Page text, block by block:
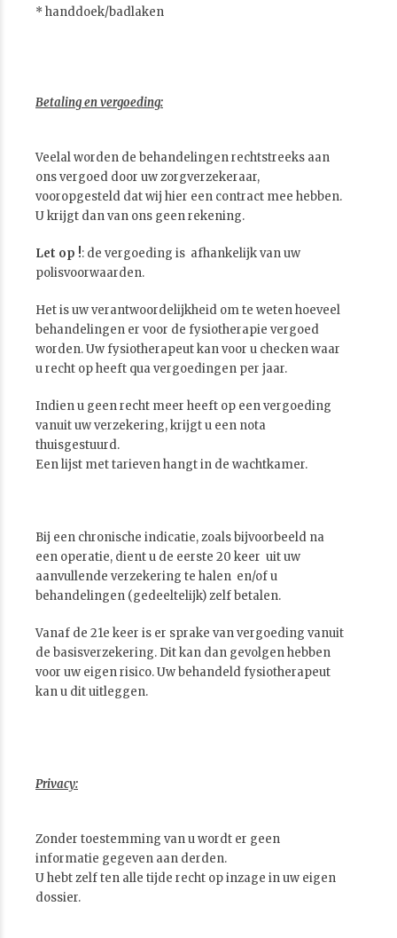
* handdoek/badlaken
Betaling en vergoeding:
Veelal worden de behandelingen rechtstreeks aan
ons vergoed door uw zorgverzekeraar,
vooropgesteld dat wij hier een contract mee hebben.
U krijgt dan van ons geen rekening.
Let op !: de vergoeding is afhankelijk van uw
polisvoorwaarden.
Het is uw verantwoordelijkheid om te weten hoeveel
behandelingen er voor de fysiotherapie vergoed
worden. Uw fysiotherapeut kan voor u checken waar
u recht op heeft qua vergoedingen per jaar.
Indien u geen recht meer heeft op een vergoeding
vanuit uw verzekering, krijgt u een nota
thuisgestuurd.
Een lijst met tarieven hangt in de wachtkamer.
Bij een chronische indicatie, zoals bijvoorbeeld na
een operatie, dient u de eerste 20 keer uit uw
aanvullende verzekering te halen en/of u
behandelingen (gedeeltelijk) zelf betalen.
Vanaf de 21e keer is er sprake van vergoeding vanuit
de basisverzekering. Dit kan dan gevolgen hebben
voor uw eigen risico. Uw behandeld fysiotherapeut
kan u dit uitleggen.
Privacy:
Zonder toestemming van u wordt er geen
informatie gegeven aan derden.
U hebt zelf ten alle tijde recht op inzage in uw eigen
dossier.